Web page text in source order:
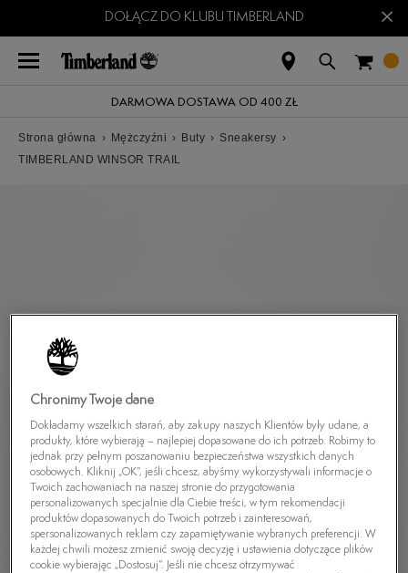
DOŁĄCZ DO KLUBU TIMBERLAND ×
DARMOWA DOSTAWA OD 400 ZŁ
Strona główna › Mężczyźni › Buty › Sneakersy ›
TIMBERLAND WINSOR TRAIL
Chronimy Twoje dane
Dokładamy wszelkich starań, aby zakupy naszych Klientów były udane, a
produkty, które wybierają – najlepiej dopasowane do ich potrzeb. Robimy to
jednak przy pełnym poszanowaniu bezpieczeństwa wszystkich danych
osobowych. Kliknij „OK”, jeśli chcesz, abyśmy wykorzystywali informacje o
Twoich zachowaniach na naszej stronie do przygotowania
personalizowanych specjalnie dla Ciebie treści, w tym rekomendacji
produktów dopasowanych do Twoich potrzeb i zainteresowań,
spersonalizowanych reklam czy zapamiętywanie wybranych preferencji. W
każdej chwili możesz zmienić swoją decyzję i ustawienia dotyczące plików
cookie wybierając „Dostosuj”. Jeśli nie chcesz otrzymywać